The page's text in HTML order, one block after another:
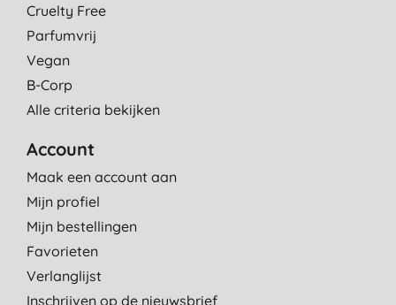
Cruelty Free
Parfumvrij
Vegan
B-Corp
Alle criteria bekijken
Account
Maak een account aan
Mijn profiel
Mijn bestellingen
Favorieten
Verlanglijst
Inschrijven op de nieuwsbrief